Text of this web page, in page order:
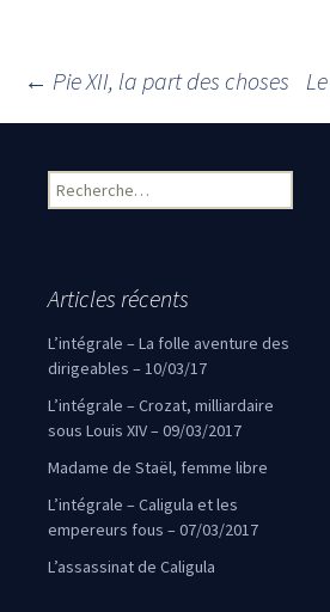
Navigation des
← Pie XII, la part des choses
Rechercher :
Articles récents
L’intégrale – La folle aventure des
dirigeables – 10/03/17
L’intégrale – Crozat, milliardaire
sous Louis XIV – 09/03/2017
Madame de Staël, femme libre
L’intégrale – Caligula et les
empereurs fous – 07/03/2017
L’assassinat de Caligula